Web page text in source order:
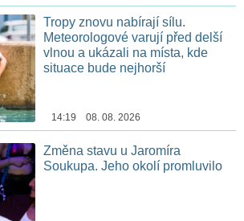
Tropy znovu nabírají sílu.
Meteorologové varují před delší
vlnou a ukázali na místa, kde
situace bude nejhorší
14:19 08. 08. 2026
Změna stavu u Jaromíra
Soukupa. Jeho okolí promluvilo